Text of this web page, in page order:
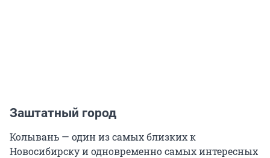
Заштатный город
Колывань — один из самых близких к
Новосибирску и одновременно самых интересных